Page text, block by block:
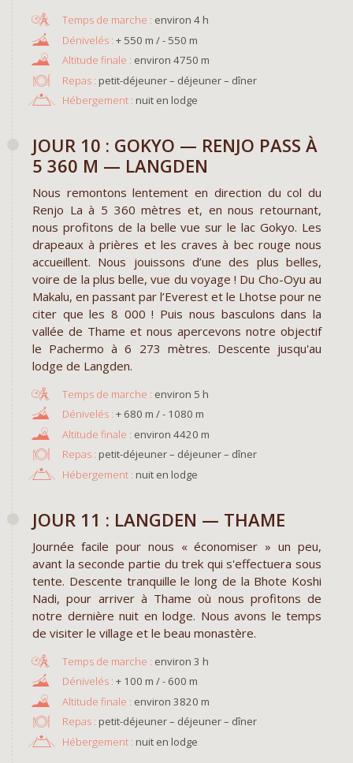
environ 4 h
+ 550 m / - 550 m
environ 4750 m
Repas : petit-déjeuner – déjeuner – dîner
Hébergement : nuit en lodge
JOUR 10 : GOKYO — RENJO PASS À
5 360 M — LANGDEN
Nous remontons lentement en direction du col du
Renjo La à 5 360 mètres et, en nous retournant,
nous profitons de la belle vue sur le lac Gokyo. Les
drapeaux à prières et les craves à bec rouge nous
accueillent. Nous jouissons d’une des plus belles,
voire de la plus belle, vue du voyage ! Du Cho-Oyu au
Makalu, en passant par l’Everest et le Lhotse pour ne
citer que les 8 000 ! Puis nous basculons dans la
vallée de Thame et nous apercevons notre objectif
le Pachermo à 6 273 mètres. Descente jusqu'au
lodge de Langden.
environ 5 h
+ 680 m / - 1080 m
environ 4420 m
Repas : petit-déjeuner – déjeuner – dîner
Hébergement : nuit en lodge
JOUR 11 : LANGDEN — THAME
Journée facile pour nous « économiser » un peu,
avant la seconde partie du trek qui s'effectuera sous
tente. Descente tranquille le long de la Bhote Koshi
Nadi, pour arriver à Thame où nous profitons de
notre dernière nuit en lodge. Nous avons le temps
de visiter le village et le beau monastère.
environ 3 h
+ 100 m / - 600 m
environ 3820 m
Repas : petit-déjeuner – déjeuner – dîner
Hébergement : nuit en lodge